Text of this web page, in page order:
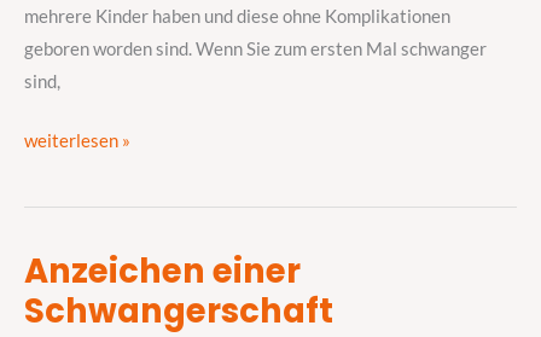
mehrere Kinder haben und diese ohne Komplikationen
geboren worden sind. Wenn Sie zum ersten Mal schwanger
sind,
weiterlesen »
Anzeichen einer
Schwangerschaft
Anzeichen
einer